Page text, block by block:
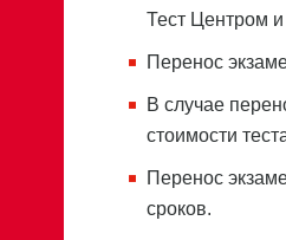
Тест Центром
Перенос
В случае
стоимости
Перенос
сроков.